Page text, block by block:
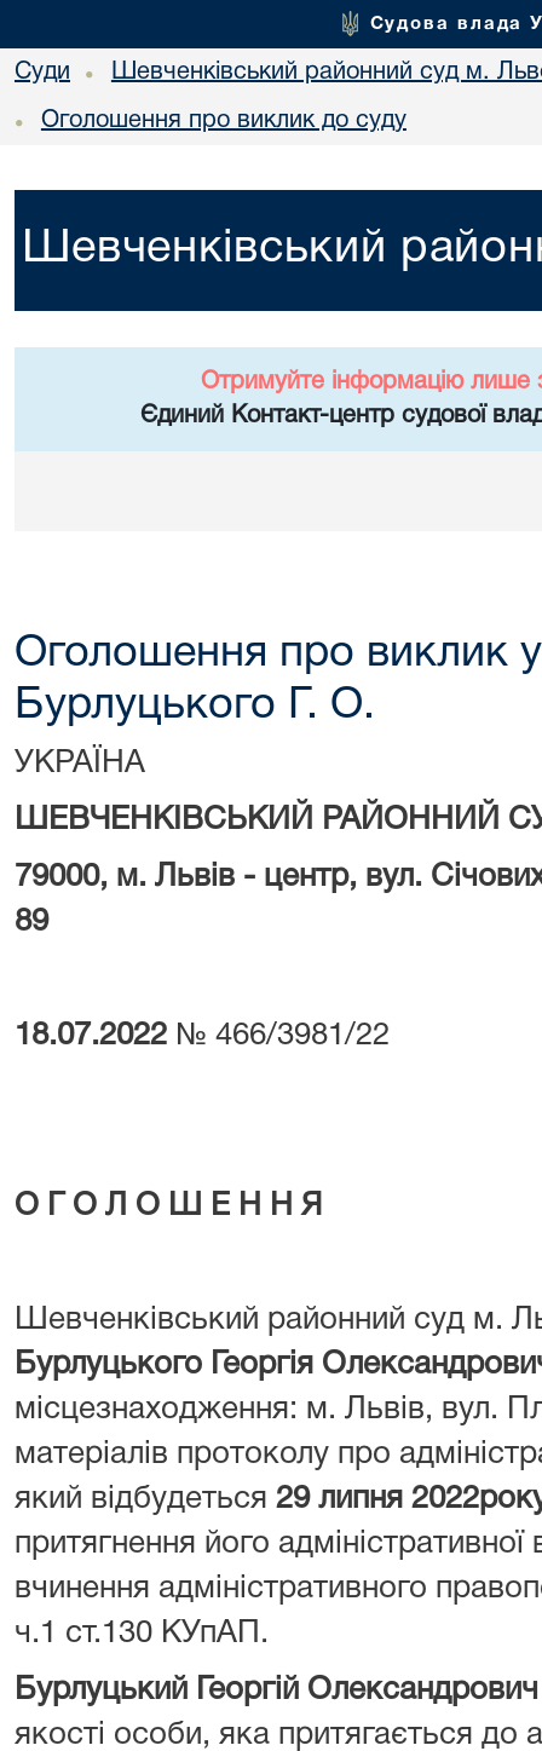
Судова влада
Суди • Шевченківський районний суд м.
• Оголошення про виклик до суду
Шевченківський
Отримуйте інформацію лише
Єдиний Контакт-центр судової
Оголошення про виклик у
Бурлуцького Г. О.
УКРАЇНА
ШЕВЧЕНКІВСЬКИЙ РАЙОННИЙ
79000, м. Львів - центр, вул.
89
18.07.2022 № 466/3981/22
О Г О Л О Ш Е Н Н Я
Шевченківський районний суд м.
Бурлуцького Георгія
місцезнаходження: м. Львів, вул.
матеріалів протоколу про
який відбудеться 29 липня
притягнення його адміністративної
вчинення адміністративного
ч.1 ст.130 КУпАП.
Бурлуцький Георгій Олександрович
якості особи, яка притягається до